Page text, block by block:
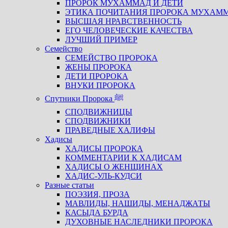
ПРОРОК МУХАММАД И ДЕТИ
ЭТИКА ПОЧИТАНИЯ ПРОРОКА
ВЫСШАЯ НРАВСТВЕННОСТЬ
ЕГО ЧЕЛОВЕЧЕСКИЕ КАЧЕСТВА
ЛУЧШИЙ ПРИМЕР
Семейство
СЕМЕЙСТВО ПРОРОКА
ЖЕНЫ ПРОРОКА
ДЕТИ ПРОРОКА
ВНУКИ ПРОРОКА
Спутники Пророка ﷺ
СПОДВИЖНИЦЫ
СПОДВИЖНИКИ
ПРАВЕДНЫЕ ХАЛИФЫ
Хадисы
ХАДИСЫ ПРОРОКА
КОММЕНТАРИИ К ХАДИСАМ
ХАДИСЫ О ЖЕНЩИНАХ
ХАДИС-УЛЬ-КУДСИ
Разные статьи
ПОЭЗИЯ, ПРОЗА
МАВЛИДЫ, НАШИДЫ, МЕНАДЖАТЫ
КАСЫДА БУРДА
ДУХОВНЫЕ НАСЛЕДНИКИ ПРОРОКА